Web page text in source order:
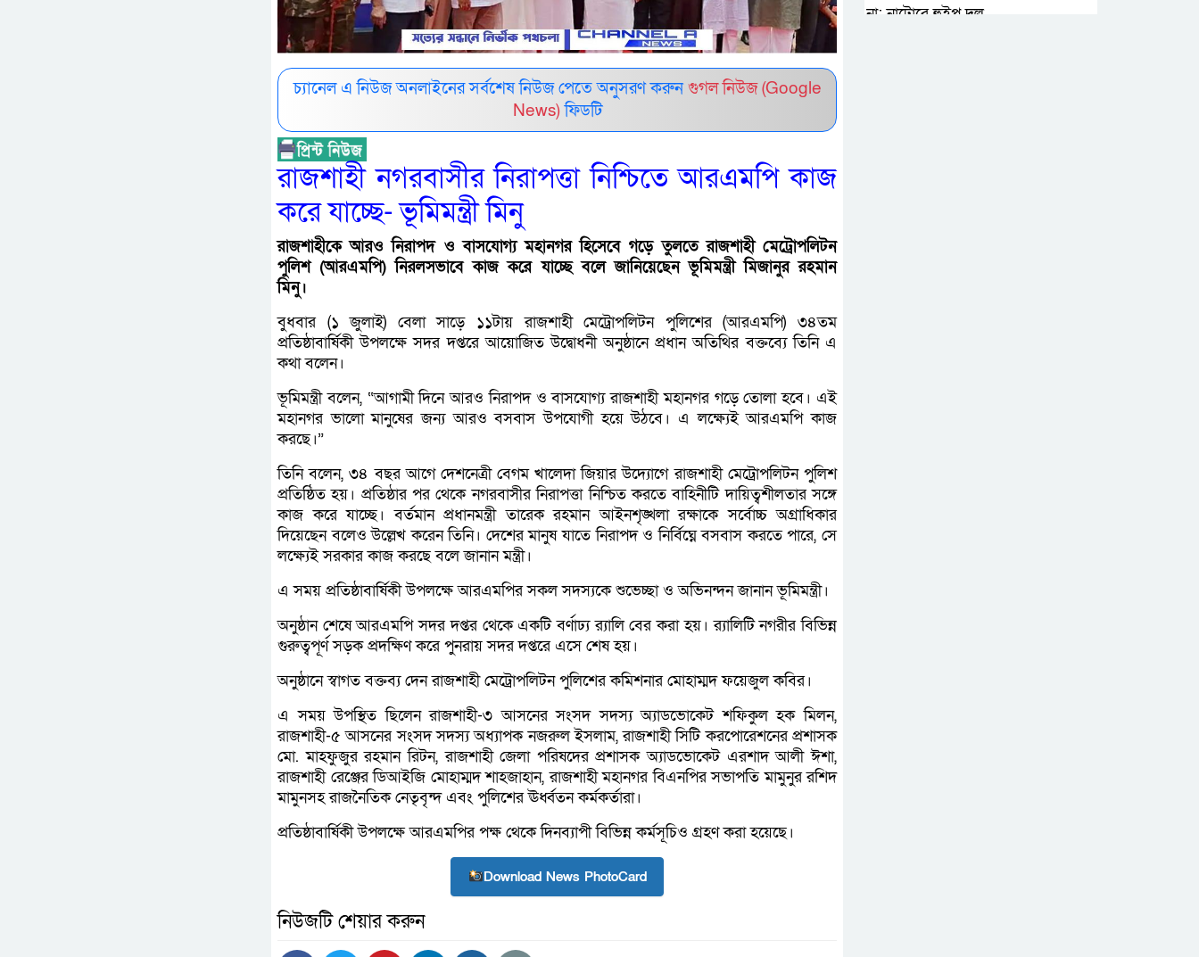
চ্যানেল এ নিউজ অনলাইনের সর্বশেষ নিউজ পেতে অনুসরণ করুনগুগল নিউজ (Google
News) ফিডটি
রাজশাহী নগরবাসীর নিরাপত্তা নিশ্চিতে আরএমপি কাজ
করে যাচ্ছে- ভূমিমন্ত্রী মিনু
রাজশাহীকে আরও নিরাপদ ও বাসযোগ্য মহানগর হিসেবে গড়ে তুলতে রাজশাহী মেট্রোপলিটন
পুলিশ (আরএমপি) নিরলসভাবে কাজ করে যাচ্ছে বলে জানিয়েছেন ভূমিমন্ত্রী মিজানুর রহমান
মিনু।
বুধবার (১ জুলাই) বেলা সাড়ে ১১টায় রাজশাহী মেট্রোপলিটন পুলিশের (আরএমপি) ৩৪তম
প্রতিষ্ঠাবার্ষিকী উপলক্ষে সদর দপ্তরে আয়োজিত উদ্বোধনী অনুষ্ঠানে প্রধান অতিথির বক্তব্যে তিনি এ
কথা বলেন।
ভূমিমন্ত্রী বলেন, “আগামী দিনে আরও নিরাপদ ও বাসযোগ্য রাজশাহী মহানগর গড়ে তোলা হবে। এই
মহানগর ভালো মানুষের জন্য আরও বসবাস উপযোগী হয়ে উঠবে। এ লক্ষ্যেই আরএমপি কাজ
করছে।”
তিনি বলেন, ৩৪ বছর আগে দেশনেত্রী বেগম খালেদা জিয়ার উদ্যোগে রাজশাহী মেট্রোপলিটন পুলিশ
প্রতিষ্ঠিত হয়। প্রতিষ্ঠার পর থেকে নগরবাসীর নিরাপত্তা নিশ্চিত করতে বাহিনীটি দায়িত্বশীলতার সঙ্গে
কাজ করে যাচ্ছে। বর্তমান প্রধানমন্ত্রী তারেক রহমান আইনশৃঙ্খলা রক্ষাকে সর্বোচ্চ অগ্রাধিকার
দিয়েছেন বলেও উল্লেখ করেন তিনি। দেশের মানুষ যাতে নিরাপদ ও নির্বিঘ্নে বসবাস করতে পারে, সে
লক্ষ্যেই সরকার কাজ করছে বলে জানান মন্ত্রী।
এ সময় প্রতিষ্ঠাবার্ষিকী উপলক্ষে আরএমপির সকল সদস্যকে শুভেচ্ছা ও অভিনন্দন জানান ভূমিমন্ত্রী।
অনুষ্ঠান শেষে আরএমপি সদর দপ্তর থেকে একটি বর্ণাঢ্য র‌্যালি বের করা হয়। র‌্যালিটি নগরীর বিভিন্ন
গুরুত্বপূর্ণ সড়ক প্রদক্ষিণ করে পুনরায় সদর দপ্তরে এসে শেষ হয়।
অনুষ্ঠানে স্বাগত বক্তব্য দেন রাজশাহী মেট্রোপলিটন পুলিশের কমিশনার মোহাম্মদ ফয়েজুল কবির।
এ সময় উপস্থিত ছিলেন রাজশাহী-৩ আসনের সংসদ সদস্য অ্যাডভোকেট শফিকুল হক মিলন,
রাজশাহী-৫ আসনের সংসদ সদস্য অধ্যাপক নজরুল ইসলাম, রাজশাহী সিটি করপোরেশনের প্রশাসক
মো. মাহফুজুর রহমান রিটন, রাজশাহী জেলা পরিষদের প্রশাসক অ্যাডভোকেট এরশাদ আলী ঈশা,
রাজশাহী রেঞ্জের ডিআইজি মোহাম্মদ শাহজাহান, রাজশাহী মহানগর বিএনপির সভাপতি মামুনুর রশিদ
মামুনসহ রাজনৈতিক নেতৃবৃন্দ এবং পুলিশের ঊর্ধ্বতন কর্মকর্তারা।
প্রতিষ্ঠাবার্ষিকী উপলক্ষে আরএমপির পক্ষ থেকে দিনব্যাপী বিভিন্ন কর্মসূচিও গ্রহণ করা হয়েছে।
Download News PhotoCard
নিউজটি শেয়ার করুন
না: নাটোরে হুইপ দুলু